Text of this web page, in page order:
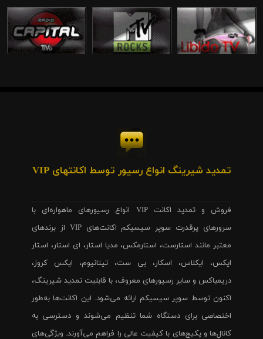
تمدید شیرینگ انواع رسیور توسط اکانتهای VIP
فروش و تمدید اکانت VIP انواع رسیورهای ماهواره‌ای با
سرورهای پرقدرت سوپر سیسیکم اکانت‌های VIP از برندهای
معتبر مانند استارست، استارمکس، مدیا استار، ای استار، استار
ایکس، ایکلاس، اسکار، بی ست، تیتانیوم، ایکس کروز،
دریمباکس و سایر رسیورهای معروف، با قابلیت تمدید شیرینگ،
اکنون توسط سوپر سیسیکم ارائه می‌شود. این اکانت‌ها به‌طور
اختصاصی برای دستگاه شما تنظیم می‌شوند و دسترسی به
کانال‌ها و پکیج‌های با کیفیت عالی را فراهم می‌آورند. ویژگی‌های